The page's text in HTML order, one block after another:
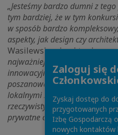
„Jesteśmy bardzo dumni z
tym bardziej, że w tym
w sposób bardzo
aspekty, jak design czy
Wasilewska, dyrektor
najważniejszych kryteriów s?
innowacyjność przedsięwzięcia
poszanowaniu środowiska
lokalnymi społecznościami i
rzeczywistymi potrzebami,
prywatne oraz wreszcie
Zaloguj się
Zyskaj dostęp do
przygotowanych
Izbę Gospodarczą
nowych kontaktów